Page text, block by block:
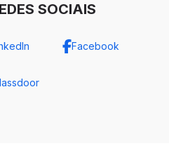
SOCIAIS
Facebook